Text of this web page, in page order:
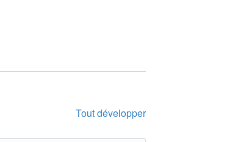
Tout développer